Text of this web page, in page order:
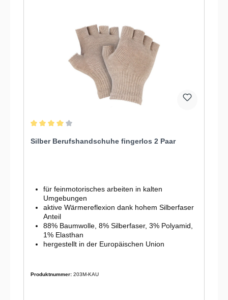
Silber Berufshandschuhe fingerlos 2 Paar
für feinmotorisches arbeiten in kalten
Umgebungen
aktive Wärmereflexion dank hohem Silberfaser
Anteil
88% Baumwolle, 8% Silberfaser, 3% Polyamid,
1% Elasthan
hergestellt in der Europäischen Union
Produktnummer: 203M-KAU